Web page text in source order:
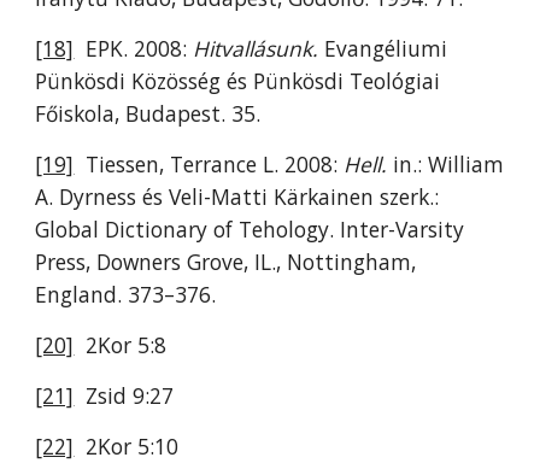
[18] EPK. 2008: Hitvallásunk. Evangéliumi
Pünkösdi Közösség és Pünkösdi Teológiai
Főiskola, Budapest. 35.
[19] Tiessen, Terrance L. 2008: Hell. in.: William
A. Dyrness és Veli-Matti Kärkainen szerk.:
Global Dictionary of Tehology. Inter-Varsity
Press, Downers Grove, IL., Nottingham,
England. 373–376.
[20] 2Kor 5:8
[21] Zsid 9:27
[22] 2Kor 5:10